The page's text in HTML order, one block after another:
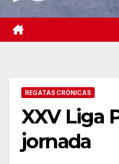
REGATAS CRÓNICAS
XXV Liga
jornada